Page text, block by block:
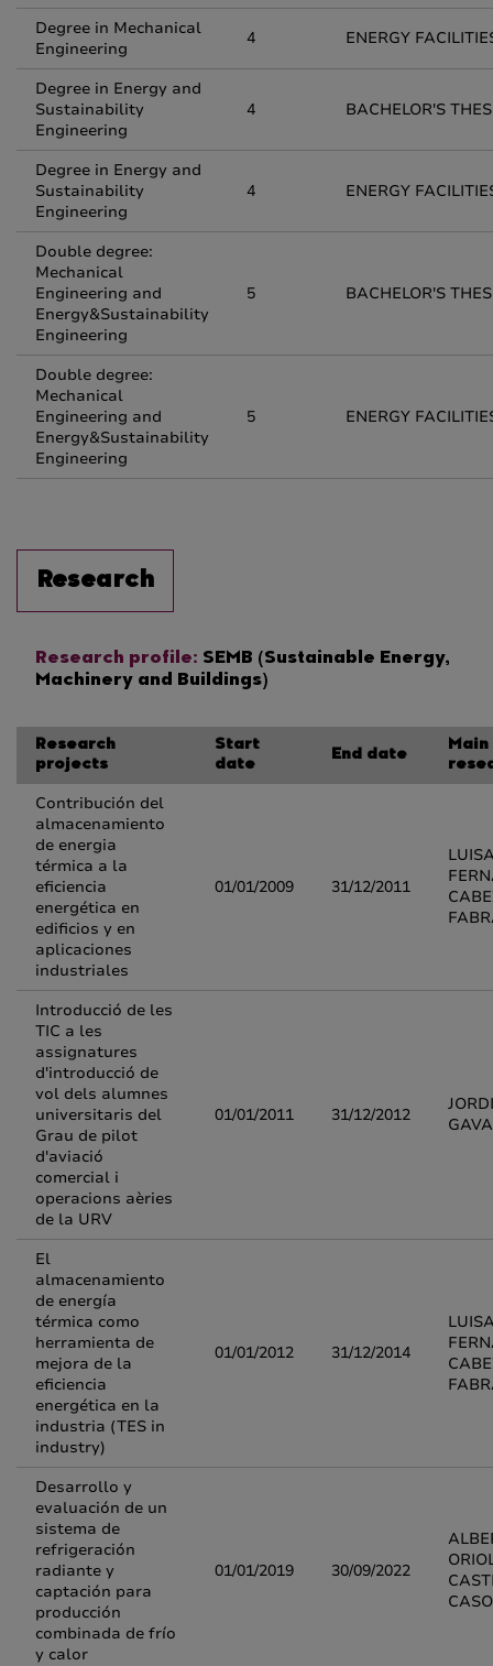
Degree in Mechanical
Engineering
4 ENERGY
Degree in Energy and
Sustainability
Engineering
4 BACHELOR'S
Degree in Energy and
Sustainability
Engineering
4 ENERGY
Double degree:
Mechanical
Engineering and
Energy&Sustainability
Engineering
5 BACHELOR'S
Double degree:
Mechanical
Engineering and
Energy&Sustainability
Engineering
5 ENERGY
Research
Research profile: SEMB (Sustainable Energy,
Machinery and Buildings)
Research
projects
Start
date
End date
Main
Contribución del
almacenamiento
de energia
térmica a la
eficiencia
energética en
edificios y en
aplicaciones
industriales
01/01/2009 31/12/2011
Introducció de les
TIC a les
assignatures
d'introducció de
vol dels alumnes
universitaris del
Grau de pilot
d'aviació
comercial i
operacions aèries
de la URV
01/01/2011 31/12/2012
JORDI
El
almacenamiento
de energía
térmica como
herramienta de
mejora de la
eficiencia
energética en la
industria (TES in
industry)
01/01/2012 31/12/2014
Desarrollo y
evaluación de un
sistema de
refrigeración
radiante y
captación para
producción
combinada de frío
y calor
01/01/2019 30/09/2022